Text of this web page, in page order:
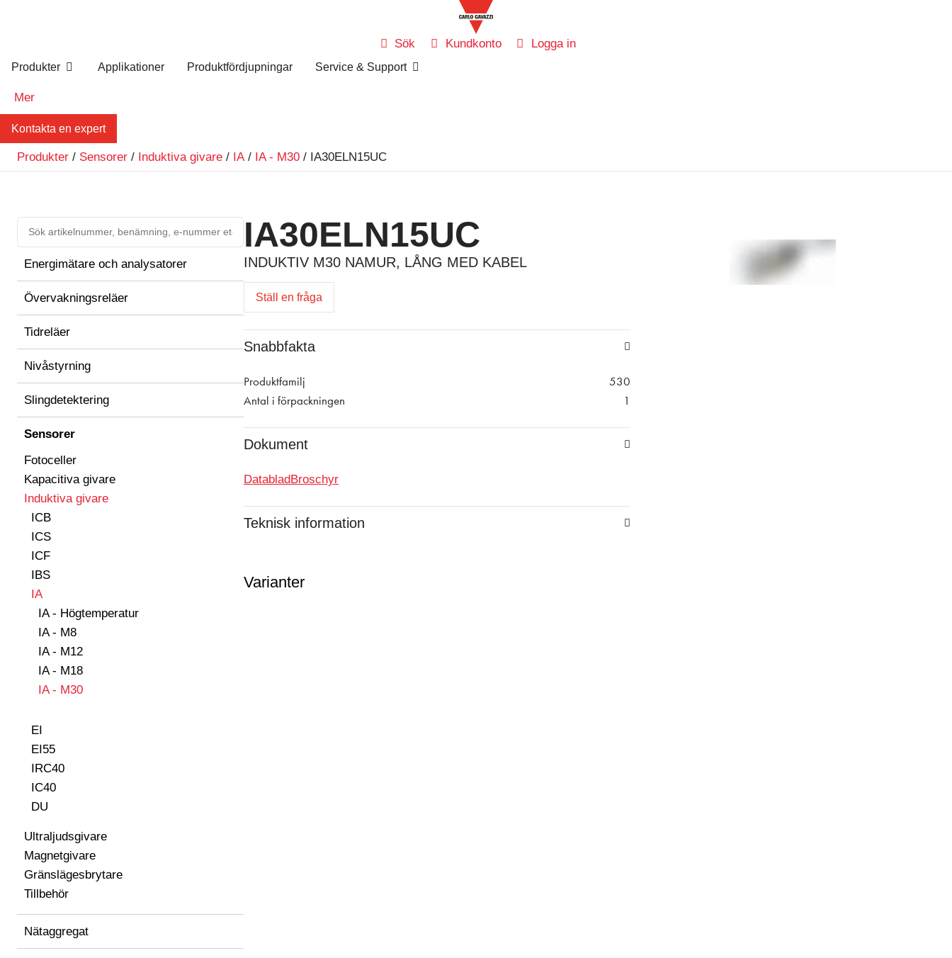
Sök Kundkonto Logga in
Produkter Applikationer Produktfördjupningar Service & Support
Mer
Kontakta en expert
Produkter / Sensorer / Induktiva givare / IA/ IA - M30 / IA30ELN15UC
Energimätare och analysatorer
Övervakningsreläer
Tidreläer
Nivåstyrning
Slingdetektering
Sensorer
Fotoceller
Kapacitiva givare
Induktiva givare
ICB
ICS
ICF
IBS
IA
IA - Högtemperatur
IA - M8
IA - M12
IA - M18
IA - M30
EI
EI55
IRC40
IC40
DU
Ultraljudsgivare
Magnetgivare
Gränslägesbrytare
Tillbehör
Nätaggregat
IA30ELN15UC
INDUKTIV M30 NAMUR, LÅNG MED KABEL
Ställ en fråga
Snabbfakta
Produktfamilj
530
Antal i förpackningen
1
Dokument
Datablad Broschyr
Teknisk information
Varianter